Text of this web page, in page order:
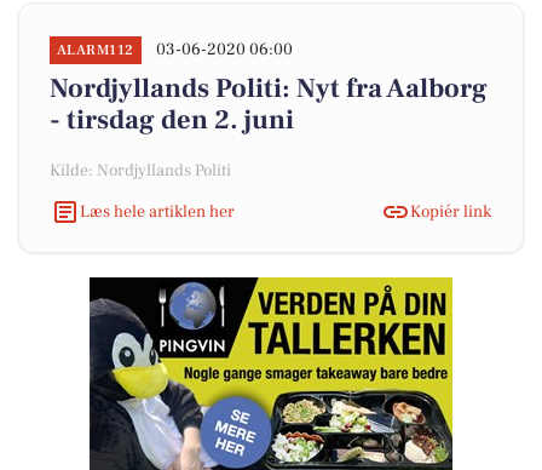
ALARM112 03-06-2020 06:00
Nordjyllands Politi: Nyt fra Aalborg
- tirsdag den 2. juni
Kilde: Nordjyllands Politi
Læs hele artiklen her
Kopiér link